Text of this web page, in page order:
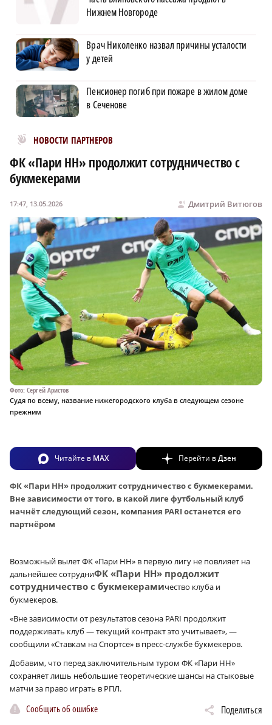
Нижнем Новгороде
Врач Николенко назвал причины усталости
у детей
Пенсионер погиб при пожаре в жилом доме
в Сеченове
НОВОСТИ ПАРТНЕРОВ
Новости МирТесен
ФК «Пари НН» продолжит сотрудничество с
букмекерами
Дмитрий Витюгов
17:47, 13.05.2026
Фото: Сергей Аристов
Судя по всему, название нижегородского клуба в следующем сезоне
прежним
Читайте в MAX Перейти вДзен
ФК «Пари НН» продолжит сотрудничество с букмекерами.
Вне зависимости от того, в какой лиге футбольный клуб
начнёт следующий сезон, компания PARI останется его
партнёром
Возможный вылет ФК «Пари НН» в первую лигу не повлияет на
дальнейшее сотрудниФК «Пари НН» продолжит
сотрудничество с букмекерамичество клуба и
букмекеров.
«Вне зависимости от результатов сезона PARI продолжит
поддерживать клуб — текущий контракт это учитывает», —
сообщили «Ставкам на Спортсе» в пресс-службе букмекеров.
Добавим, что перед заключительным туром ФК «Пари НН»
сохраняет лишь небольшие теоретические шансы на стыковые
матчи за право играть в РПЛ.
Сообщить об ошибке Поделиться